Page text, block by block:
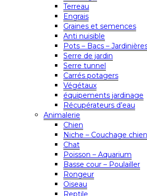
Terreau
Engrais
Graines et semences
Anti nuisible
Pots – Bacs –
Serre de jardin
Serre tunnel
Carrés potagers
Végétaux
équipements jardinage
Récupérateurs d’eau
Animalerie
Chien
Niche – Couchage chien
Chat
Poisson – Aquarium
Basse cour – Poulailler
Rongeur
Oiseau
Reptile